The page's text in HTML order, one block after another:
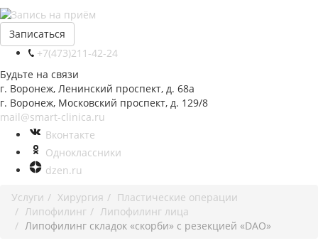
Записаться
+7(473)211-42-24
Будьте на связи
г. Воронеж, Ленинский проспект, д. 68а
г. Воронеж, Московский проспект, д. 129/8
mail@smart-clinica.ru
Вконтакте
Одноклассники
dzen.ru
Услуги
Хирургия
Пластические операции
Липофилинг
Липофилинг лица
Липофилинг складок «скорби» с резекцией «DAO»